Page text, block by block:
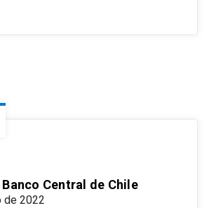
Central de Chile
de 2022